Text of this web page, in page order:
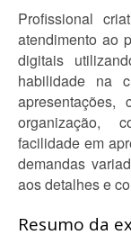
Profissional
atendimento ao
digitais
habilidade na
apresentações,
organização,
facilidade em
demandas
aos detalhes e
Resumo da